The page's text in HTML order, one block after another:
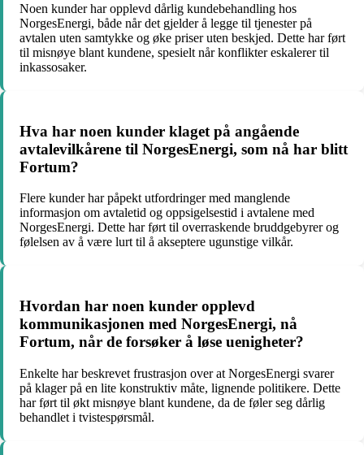
Noen kunder har opplevd dårlig kundebehandling hos
NorgesEnergi, både når det gjelder å legge til tjenester på
avtalen uten samtykke og øke priser uten beskjed. Dette har ført
til misnøye blant kundene, spesielt når konflikter eskalerer til
inkassosaker.
Hva har noen kunder klaget på angående
avtalevilkårene til NorgesEnergi, som nå har blitt
Fortum?
Flere kunder har påpekt utfordringer med manglende
informasjon om avtaletid og oppsigelsestid i avtalene med
NorgesEnergi. Dette har ført til overraskende bruddgebyrer og
følelsen av å være lurt til å akseptere ugunstige vilkår.
Hvordan har noen kunder opplevd
kommunikasjonen med NorgesEnergi, nå
Fortum, når de forsøker å løse uenigheter?
Enkelte har beskrevet frustrasjon over at NorgesEnergi svarer
på klager på en lite konstruktiv måte, lignende politikere. Dette
har ført til økt misnøye blant kundene, da de føler seg dårlig
behandlet i tvistespørsmål.